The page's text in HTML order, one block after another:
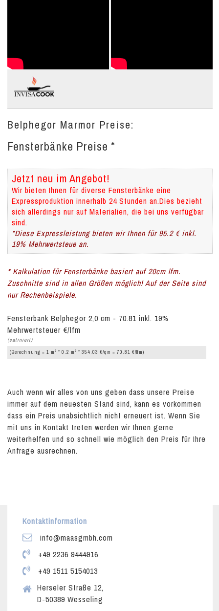
Belphegor Marmor Preise:
Fensterbänke Preise *
Jetzt neu im Angebot!
Wir bieten Ihnen für diverse Fensterbänke eine
Expressproduktion innerhalb 24 Stunden an.Dies bezieht
sich allerdings nur auf Materialien, die bei uns verfügbar
sind.
*Diese Expressleistung bieten wir Ihnen für 95.2 € inkl.
19% Mehrwertsteue an.
* Kalkulation für Fensterbänke basiert auf 20cm lfm.
Zuschnitte sind in allen Größen möglich! Auf der Seite sind
nur Rechenbeispiele.
Fensterbank Belphegor 2,0 cm - 70.81 inkl. 19%
Mehrwertsteuer €/lfm
(satiniert)
(Berechnung = 1 m 2 * 0.2 m 2 * 354.03 €/qm = 70.81 €/lfm)
Auch wenn wir alles von uns geben dass unsere Preise
immer auf dem neuesten Stand sind, kann es vorkommen
dass ein Preis unabsichtlich nicht erneuert ist. Wenn Sie
mit uns in Kontakt treten werden wir Ihnen gerne
weiterhelfen und so schnell wie möglich den Preis für Ihre
Anfrage ausrechnen.
Kontaktinformation
info@maasgmbh.com
+49 2236 9444916
+49 1511 5154013
Herseler Straße 12,
D-50389 Wesseling